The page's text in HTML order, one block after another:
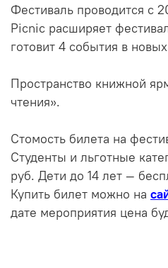
Фестиваль проводится с
Picnic расширяет
готовит 4 события в
Пространство книжной
чтения».
Стомость билета на
Студенты и льготные
руб. Дети до 14 лет —
Купить билет можно на
дате мероприятия цена